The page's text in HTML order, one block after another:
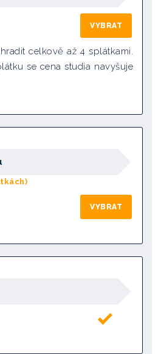
VYBRAT
celkově až 4 splátkami.
se cena studia navyšuje
VYBRAT